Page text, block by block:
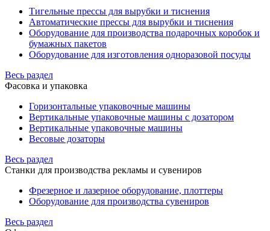
Тигельные прессы для вырубки и тиснения
Автоматические прессы для вырубки и тиснения
Оборудование для производства подарочных коробок и
бумажных пакетов
Оборудование для изготовления одноразовой посуды
Весь раздел
Фасовка и упаковка
Горизонтальные упаковочные машины
Вертикальные упаковочные машины с дозатором
Вертикальные упаковочные машины
Весовые дозаторы
Весь раздел
Станки для производства рекламы и сувениров
Фрезерное и лазерное оборудование, плоттеры
Оборудование для производства сувениров
Весь раздел